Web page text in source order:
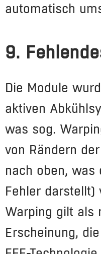
automatisch
9.
Die Module
aktiven
was sog.
von Rändern
nach oben, was
Fehler darstellt)
Warping gilt als
Erscheinung,